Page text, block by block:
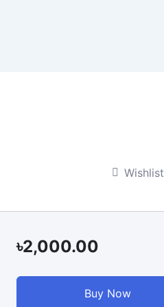
Wishlist
৳2,000.00
Buy Now